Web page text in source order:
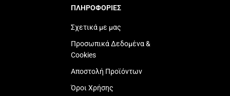
ΠΛΗΡΟΦΟΡΙΕΣ
Σχετικά με μας
Προσωπικά Δεδομένα &
Cookies
Αποστολή Προϊόντων
Όροι Χρήσης